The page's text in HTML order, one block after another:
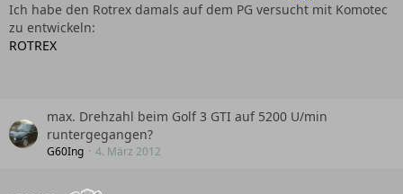
Ich habe den Rotrex damals auf dem PG versucht mit Komotec
zu entwickeln:
ROTREX
max. Drehzahl beim Golf 3 GTI auf 5200 U/min
runtergegangen?
G60Ing 4. März 2012